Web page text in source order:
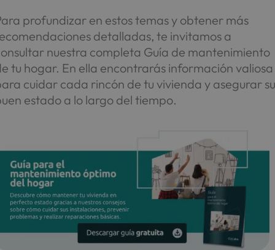
profundizar en estos temas y obtener más
detalladas, te invitamos a
nuestra completa Guía de mantenimiento
tu hogar. En ella encontrarás información valiosa
cuidar cada rincón de tu vivienda y asegurar
estado a lo largo del tiempo.